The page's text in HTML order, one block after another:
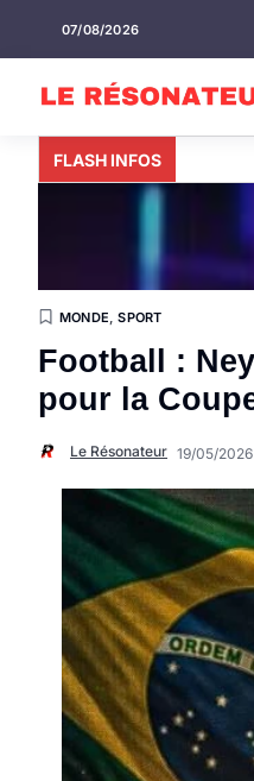
07/08/2026
FLASH INFOS
MONDE ,SPORT
Football :
pour la
Le Résonateur 19/05/2026